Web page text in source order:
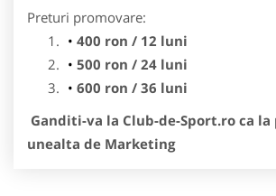
Preturi promovare:
400 ron / 12 luni
500 ron / 24 luni
600 ron / 36 luni
Ganditi-va la Club-de-Sport.ro ca
unealta de Marketing